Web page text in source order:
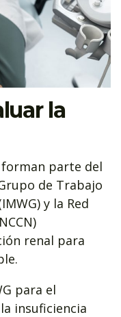
la
parte del
de Trabajo
y la Red
renal para
para el
insuficiencia